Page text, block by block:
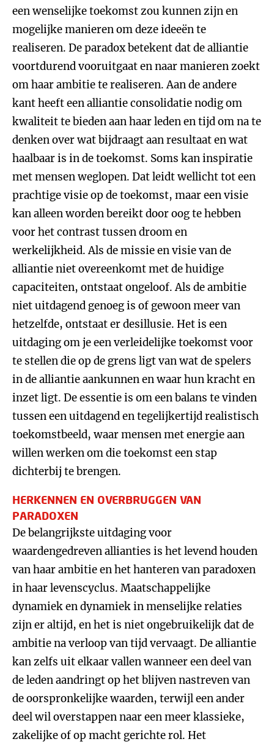
een wenselijke toekomst zou kunnen zijn en
mogelijke manieren om deze ideeën te
realiseren. De paradox betekent dat de alliantie
voortdurend vooruitgaat en naar manieren zoekt
om haar ambitie te realiseren. Aan de andere
kant heeft een alliantie consolidatie nodig om
kwaliteit te bieden aan haar leden en tijd om na te
denken over wat bijdraagt aan resultaat en wat
haalbaar is in de toekomst. Soms kan inspiratie
met mensen weglopen. Dat leidt wellicht tot een
prachtige visie op de toekomst, maar een visie
kan alleen worden bereikt door oog te hebben
voor het contrast tussen droom en
werkelijkheid. Als de missie en visie van de
alliantie niet overeenkomt met de huidige
capaciteiten, ontstaat ongeloof. Als de ambitie
niet uitdagend genoeg is of gewoon meer van
hetzelfde, ontstaat er desillusie. Het is een
uitdaging om je een verleidelijke toekomst voor
te stellen die op de grens ligt van wat de spelers
in de alliantie aankunnen en waar hun kracht en
inzet ligt. De essentie is om een balans te vinden
tussen een uitdagend en tegelijkertijd realistisch
toekomstbeeld, waar mensen met energie aan
willen werken om die toekomst een stap
dichterbij te brengen.
HERKENNEN EN OVERBRUGGEN VAN
PARADOXEN
De belangrijkste uitdaging voor
waardengedreven allianties is het levend houden
van haar ambitie en het hanteren van paradoxen
in haar levenscyclus. Maatschappelijke
dynamiek en dynamiek in menselijke relaties
zijn er altijd, en het is niet ongebruikelijk dat de
ambitie na verloop van tijd vervaagt. De alliantie
kan zelfs uit elkaar vallen wanneer een deel van
de leden aandringt op het blijven nastreven van
de oorspronkelijke waarden, terwijl een ander
deel wil overstappen naar een meer klassieke,
zakelijke of op macht gerichte rol. Het